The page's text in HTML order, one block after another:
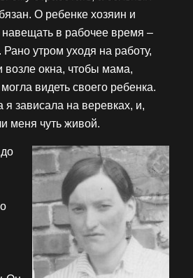
О ребенке хозяин и
в рабочее время –
утром уходя на работу,
окна, чтобы мама,
видеть своего ребенка.
я зависала на веревках, и,
меня чуть живой.